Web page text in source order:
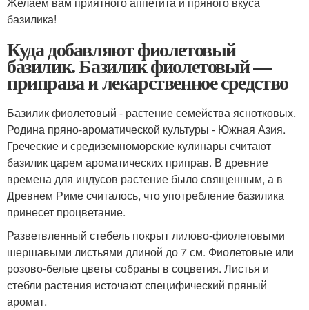
базилика!
Куда добавляют фиолетовый
базилик. Базилик фиолетовый —
приправа и лекарственное средство
Базилик фиолетовый - растение семейства яснотковых.
Родина пряно-ароматической культуры - Южная Азия.
Греческие и средиземноморские кулинары считают
базилик царем ароматических приправ. В древние
времена для индусов растение было священным, а в
Древнем Риме считалось, что употребление базилика
принесет процветание.
Разветвленный стебель покрыт лилово-фиолетовыми
шершавыми листьями длиной до 7 см. Фиолетовые или
розово-белые цветы собраны в соцветия. Листья и
стебли растения источают специфический пряный
аромат.